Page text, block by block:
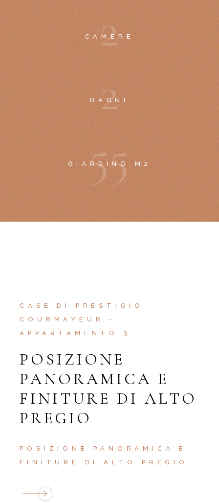
2
CAMERE
2
BAGNI
55
GIARDINO M2
CASE DI PRESTIGIO
COURMAYEUR -
APPARTAMENTO 3
POSIZIONE
PANORAMICA E
FINITURE DI ALTO
PREGIO
POSIZIONE PANORAMICA E
FINITURE DI ALTO PREGIO